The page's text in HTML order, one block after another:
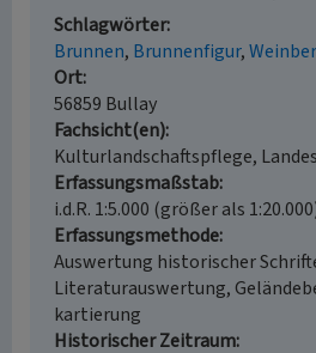
Schlagwörter
Brunnen Brunnenfigur
Ort
56859 Bullay
Fachsicht(en)
Kulturlandschaftspflege,
Erfassungsmaßstab
i.d.R. 1:5.000 (größer als
Erfassungsmethode
Auswertung historischer
Literaturauswertung,
kartierung
Historischer Zeitraum